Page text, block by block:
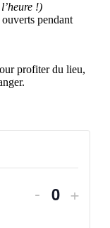
!)
pendant
profiter du lieu,
Diminuer
- +